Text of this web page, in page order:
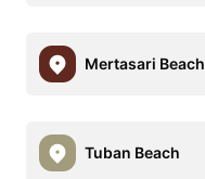
Mertasari Beach
Tuban Beach